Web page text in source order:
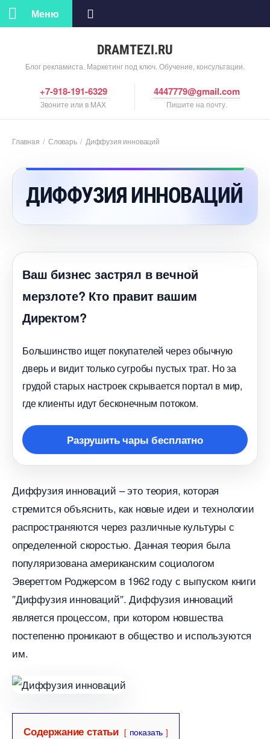
DRAMTEZI.RU
Блог рекламиста. Маркетинг под ключ. Обучение, консультации.
Меню
+7-918-191-6329
Звоните или в MAX
4447779@gmail.com
Пишите на почту.
Главная / Словарь/ Диффузия инноваций
ДИФФУЗИЯ ИННОВАЦИЙ
аш бизнес застрял в вечной
мерзлоте? Кто правит вашим
Директом?
Большинство ищет покупателей через обычную
дверь и видит только сугробы пустых трат. Но за
рудой старых настроек скрывается портал в мир,
де клиенты идут бесконечным потоком.
Разрушить чары бесплатно
Диффузия инноваций – это теория, которая
стремится объяснить, как новые идеи и технологии
распространяются через различные культуры с
определенной скоростью.​ Данная теория была
популяризована американским социологом
Эвереттом Роджерсом в 1962 году с выпуском книги
″Диффузия инноваций″. Диффузия инноваций
является процессом, при котором новшества
постепенно проникают в общество и используются
им.​
Содержание статьи показать